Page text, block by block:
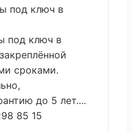
под ключ в
под ключ в
сроками.
до 5 лет....
85 15